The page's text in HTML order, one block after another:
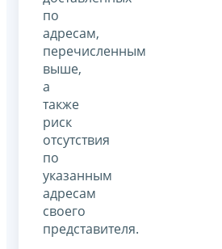
по
адресам,
перечисленным
выше,
а
также
риск
отсутствия
по
указанным
адресам
своего
представителя.